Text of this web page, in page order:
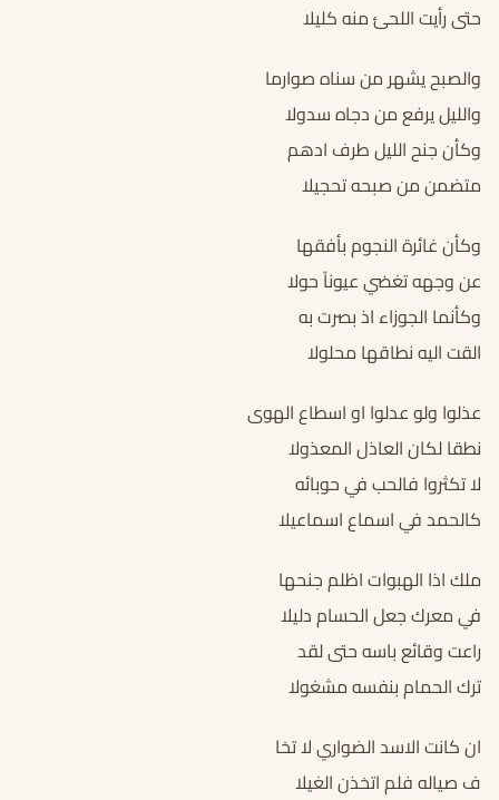
حتى رأيت اللحئ منه كليلا
والصبح يشهر من سناه صوارما
والليل يرفع من دجاه سدولا
وكأن جنح الليل طرف ادهم
متضمن من صبحه تحجيلا
وكأن غائرة النجوم بأفقها
عن وجهه تغضي عيوناً حولا
وكأنما الجوزاء اذ بصرت به
القت اليه نطاقها محلولا
عذلوا ولو عدلوا او اسطاع الهوى
نطقا لكان العاذل المعذولا
لا تكثروا فالحب في حوبائه
كالحمد في اسماع اسماعيلا
ملك اذا الهبوات اظلم جنحها
في معرك جعل الحسام دليلا
راعت وقائع باسه حتى لقد
ترك الحمام بنفسه مشغولا
ان كانت الاسد الضواري لا تخا
ف صياله فلم اتخذن الغيلا